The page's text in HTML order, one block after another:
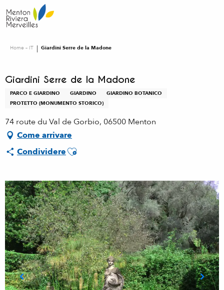
au
contenu
Home – IT Giardini Serre de la Madone
Giardini Serre de la Madone
PARCO E GIARDINO GIARDINO
GIARDINO BOTANICO
PROTETTO (MONUMENTO STORICO)
74 route du Val de Gorbio, 06500 Menton
Come arrivare
CondividereAjouter aux favoris